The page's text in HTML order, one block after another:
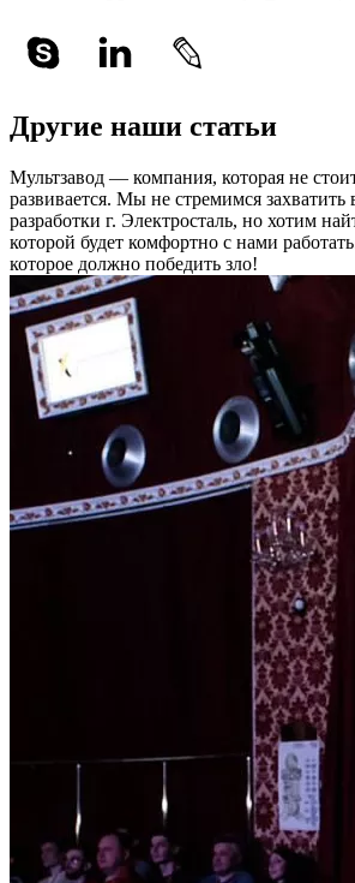
Другие наши статьи
Мультзавод — компания, которая не
развивается. Мы не стремимся захватить
разработки г. Электросталь, но хотим
которой будет комфортно с нами
которое должно победить зло!